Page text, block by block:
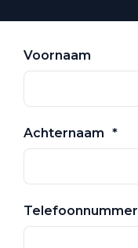
Voornaam
Achternaam
Telefoonnummer